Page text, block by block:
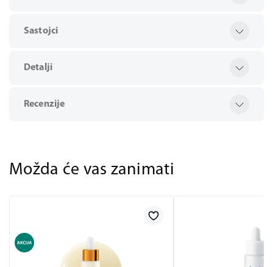
Sastojci
Detalji
Recenzije
Možda će vas zanimati